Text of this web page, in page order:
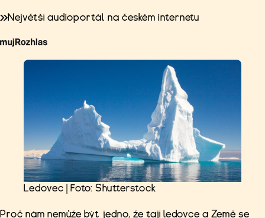
Největší audioportál na českém internetu
Ledovec | Foto: Shutterstock
Proč nám nemůže být jedno, že tají ledovce a Země se